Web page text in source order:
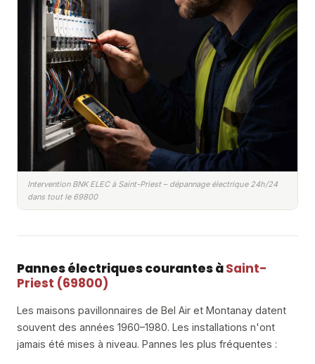
Intervention BNK ELEC à Saint-Priest – dépannage électrique 24h/24
dans tout le 69800
Pannes électriques courantes àSaint-
Priest (69800)
Les maisons pavillonnaires de Bel Air et Montanay datent
souvent des années 1960–1980. Les installations n'ont
jamais été mises à niveau. Pannes les plus fréquentes :